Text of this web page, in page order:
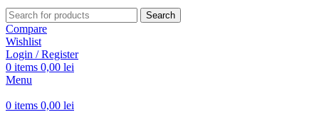
Search
Compare
Wishlist
Login / Register
0 items 0,00 lei
Menu
0 items 0,00 lei